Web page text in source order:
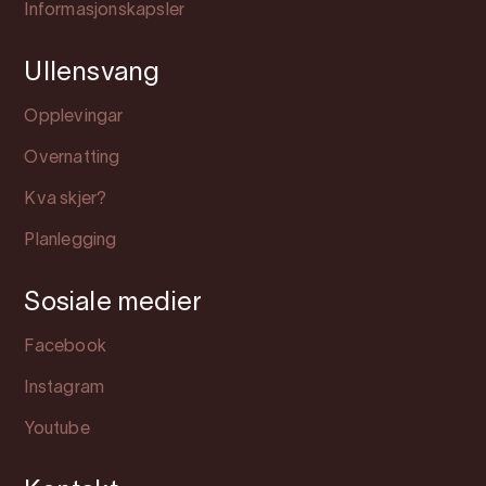
Informasjonskapsler
Ullensvang
Opplevingar
Overnatting
Kva skjer?
Planlegging
Sosiale medier
Facebook
Instagram
Youtube